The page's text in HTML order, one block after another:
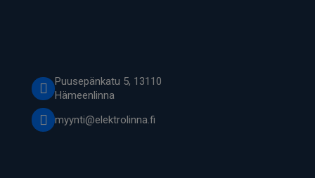
Puusepänkatu 5, 13110
Hämeenlinna
myynti@elektrolinna.fi